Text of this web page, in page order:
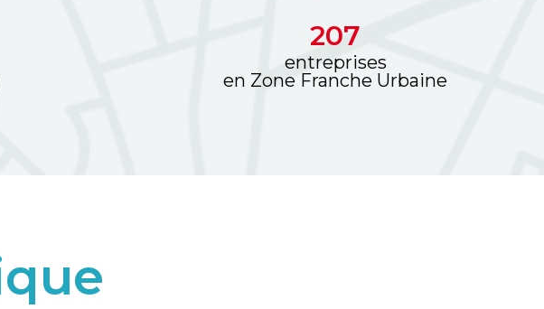
252
entreprises
en Zone Franche Urbaine